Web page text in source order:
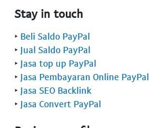
Stay in touch
‣ Beli Saldo PayPal
‣ Jual Saldo PayPal
‣ Jasa top up PayPal
‣ Jasa Pembayaran Online PayPal
‣ Jasa SEO Backlink
‣ Jasa Convert PayPal